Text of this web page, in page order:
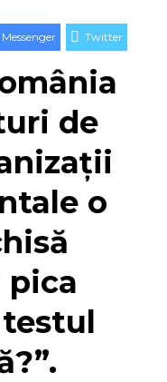
Twitter
WhatsApp
de
o
pica